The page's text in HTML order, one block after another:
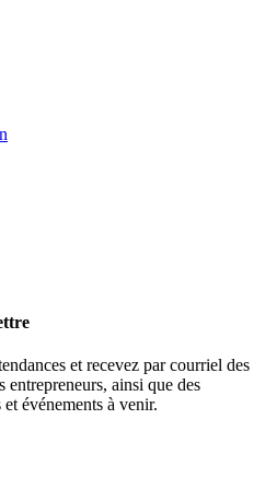
et recevez par courriel des
entrepreneurs, ainsi que des
événements à venir.